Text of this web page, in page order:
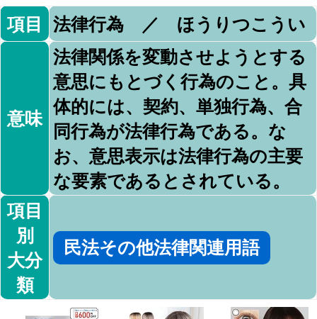
項目 法律行為 ／ ほうりつこうい
意味
法律関係を変動させようとする
意思にもとづく行為のこと。具
体的には、契約、単独行為、合
同行為が法律行為である。な
お、意思表示は法律行為の主要
な要素であるとされている。
項目
別
大分
類
民法その他法律関連用語